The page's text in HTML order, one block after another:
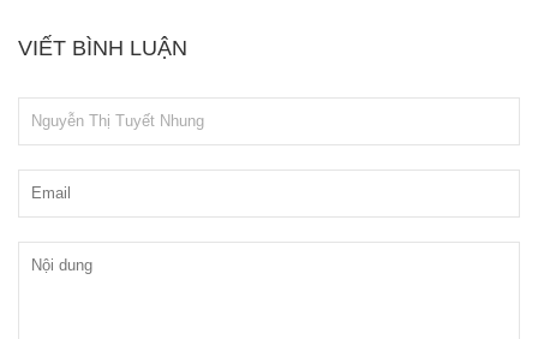
VIẾT BÌNH LUẬN